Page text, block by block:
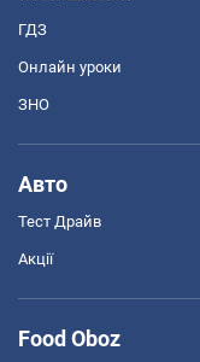
ГДЗ
Онлайн уроки
ЗНО
Авто
Тест Драйв
Акції
Food Oboz